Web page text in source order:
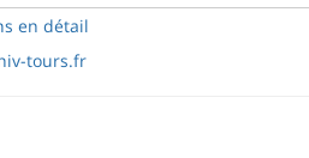
en détail
tours.fr